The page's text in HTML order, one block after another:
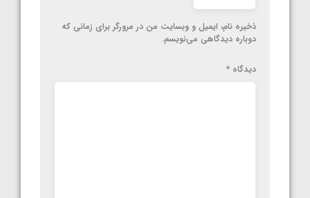
ذخیره نام، ایمیل و وبسایت من در مرورگر برای زمانی که
دوباره دیدگاهی می‌نویسم.
دیدگاه *